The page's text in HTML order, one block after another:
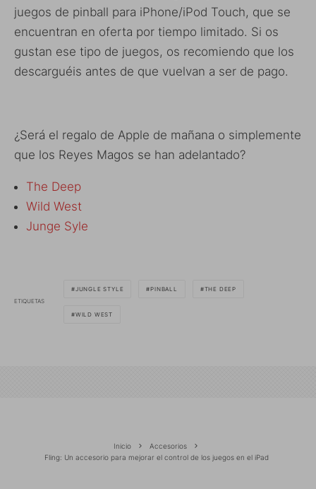
juegos de pinball para iPhone/iPod Touch, que se
encuentran en oferta por tiempo limitado. Si os
gustan ese tipo de juegos, os recomiendo que los
descarguéis antes de que vuelvan a ser de pago.
¿Será el regalo de Apple de mañana o simplemente
que los Reyes Magos se han adelantado?
The Deep
Wild West
Junge Syle
ETIQUETAS
JUNGLE STYLE PINBALL THE DEEP
WILD WEST
Inicio
Accesorios
Fling: Un accesorio para mejorar el control de los juegos en el iPad